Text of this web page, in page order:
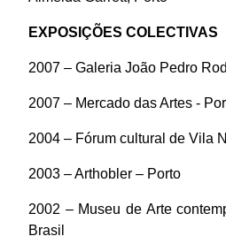
EXPOSIÇÕES COLECTIVAS
2007 – Galeria João Pedro
2007 – Mercado das Artes -
2004 – Fórum cultural de Vila
2003 – Arthobler – Porto
2002 – Museu de Arte
Brasil